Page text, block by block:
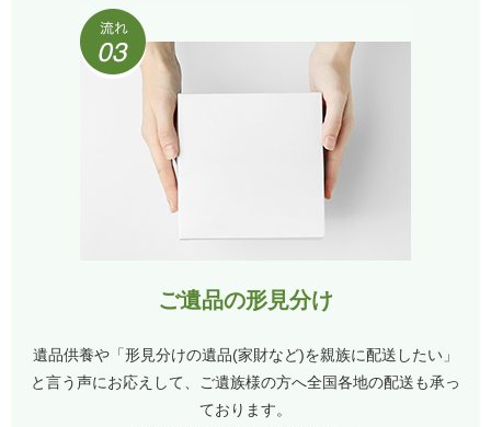
ご遺品の形見分け
遺品供養や「形見分けの遺品(家財など)を親族に配送したい」
と言う声にお応えして、ご遺族様の方へ全国各地の配送も承っ
ております。